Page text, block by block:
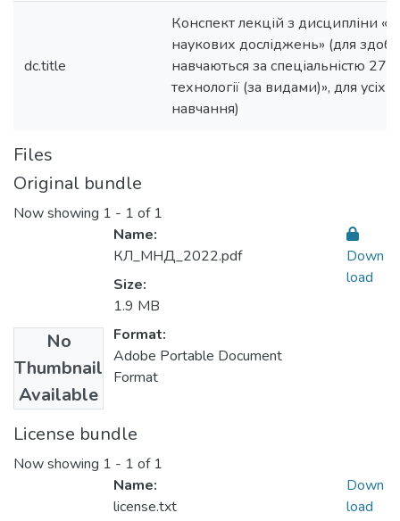
dc.title
Конспект лекцій з дисципліни
наукових досліджень» (для
навчаються за спеціальністю 275
технології (за видами)», для усіх
навчання)
Files
Original bundle
Now showing 1 - 1 of 1
No
Thumbnail
Available
Name:
КЛ_МНД_2022.pdf
Size:
1.9 MB
Format:
Adobe Portable Document
Format
Down
load
License bundle
Now showing 1 - 1 of 1
Name:
license.txt
Down
load